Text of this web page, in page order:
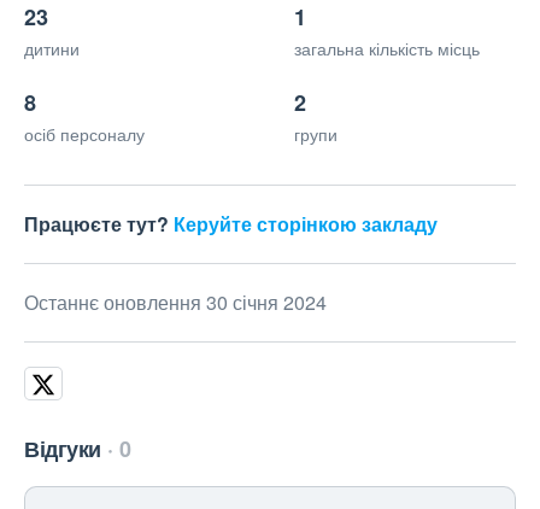
23
дитини
1
загальна кількість місць
8
осіб персоналу
2
групи
Працюєте тут? Керуйте сторінкою закладу
Останнє оновлення 30 січня 2024
Відгуки 0